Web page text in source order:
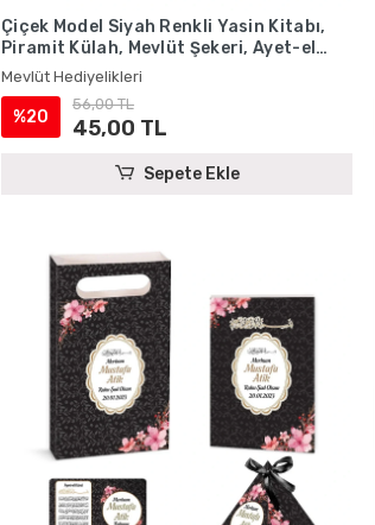
Çiçek Model Siyah Renkli Yasin Kitabı,
Piramit Külah, Mevlüt Şekeri, Ayet-el
Kürsi Magnet, Karton Çanta ve Tesbih -
Mevlüt Hediyelikleri
Mevlüt Hediyelikleri
%20
56,00 TL
45,00 TL
Sepete Ekle